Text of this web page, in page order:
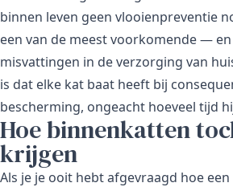
binnen leven geen vlooienpreventie
een van de meest voorkomende —
misvattingen in de verzorging van
is dat elke kat baat heeft bij
bescherming, ongeacht hoeveel tijd
Hoe binnenkatten
krijgen
Als je je ooit hebt afgevraagd hoe